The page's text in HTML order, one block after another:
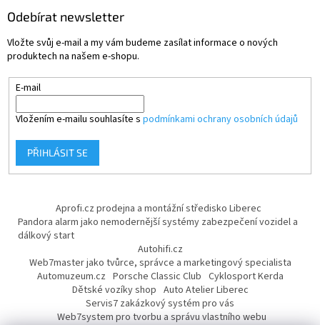
Odebírat newsletter
Vložte svůj e-mail a my vám budeme zasílat informace o nových
produktech na našem e-shopu.
E-mail
Vložením e-mailu souhlasíte s podmínkami ochrany osobních údajů
PŘIHLÁSIT SE
Aprofi.cz prodejna a montážní středisko Liberec
Pandora alarm jako nemodernější systémy zabezpečení vozidel a
dálkový start
Autohifi.cz
Web7master jako tvůrce, správce a marketingový specialista
Automuzeum.cz Porsche Classic Club Cyklosport Kerda
Dětské vozíky shop Auto Atelier Liberec
Servis7 zakázkový systém pro vás
Web7system pro tvorbu a správu vlastního webu